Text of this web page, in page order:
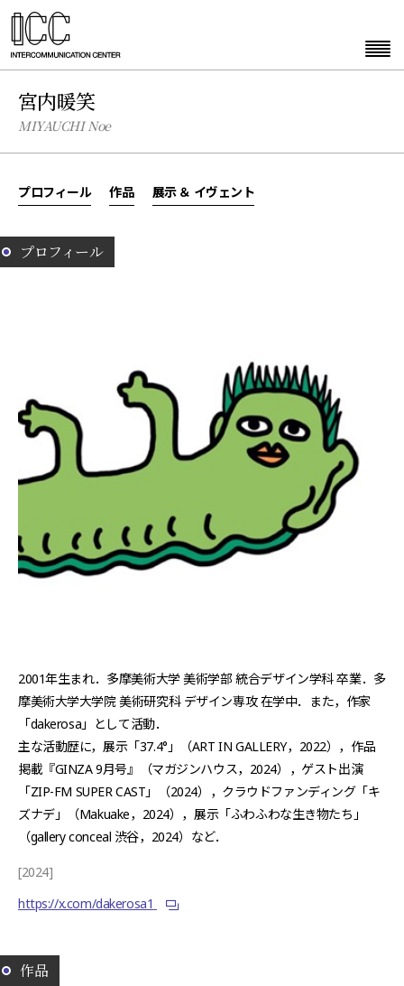
宮内暖笑
MIYAUCHI Noe
プロフィール 作品 展示 ＆ イヴェント
プロフィール
2001年生まれ．多摩美術大学 美術学部 統合デザイン学科 卒業．多
摩美術大学大学院 美術研究科 デザイン専攻 在学中．また，作家
「dakerosa」として活動．
主な活動歴に，展示「37.4°」（ART IN GALLERY，2022），作品
掲載『GINZA 9月号』（マガジンハウス，2024），ゲスト出演
「ZIP-FM SUPER CAST」（2024），クラウドファンディング「キ
ズナデ」（Makuake，2024），展示「ふわふわな生き物たち」
（gallery conceal 渋谷，2024）など．
[2024]
https://x.com/dakerosa1
作品